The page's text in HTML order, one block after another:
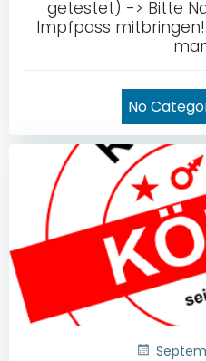
getestet) -> Bitte
Impfpass
No